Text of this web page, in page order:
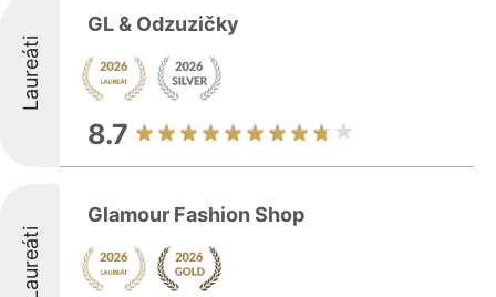
Laureáti
GL & Odzuzičky
8.7
Laureáti
Glamour Fashion Shop